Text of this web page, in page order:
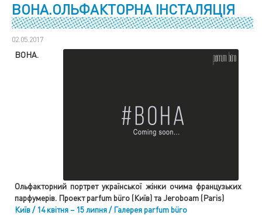
ВОНА.ОЛЬФАКТОРНА ІНСТАЛЯЦІЯ
02.05.2017
ВОНА.
Ольфакторний портрет української жінки очима французьких
парфумерів. Проект parfum büro (Київ) та Jeroboam (Paris)
Київ / 14 квітня – 15 липня / Галерея parfum büro